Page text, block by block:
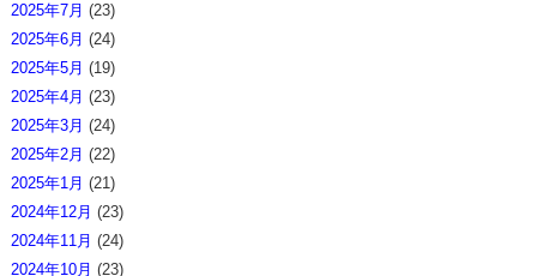
2025年7月 (23)
2025年6月 (24)
2025年5月 (19)
2025年4月 (23)
2025年3月 (24)
2025年2月 (22)
2025年1月 (21)
2024年12月 (23)
2024年11月 (24)
2024年10月 (23)